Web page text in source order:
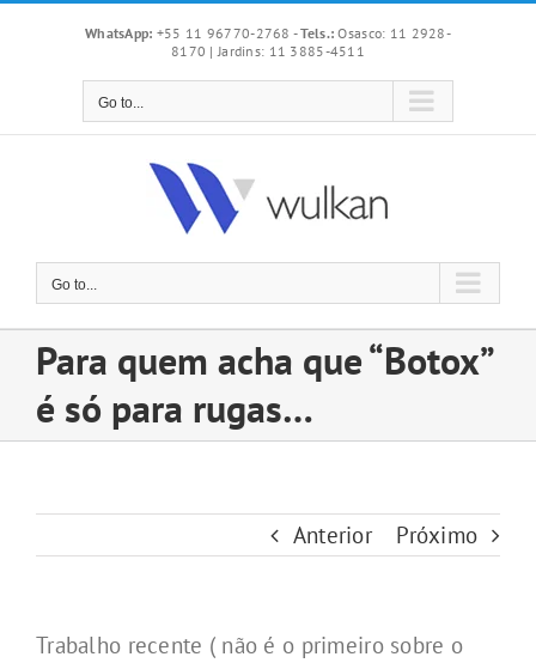
WhatsApp: +55 11 96770-2768 -Tels.: Osasco: 11 2928-
8170 | Jardins: 11 3885-4511
Go to...
Go to...
Para quem acha que “Botox”
é só para rugas…
Anterior Próximo
Trabalho recente ( não é o primeiro sobre o